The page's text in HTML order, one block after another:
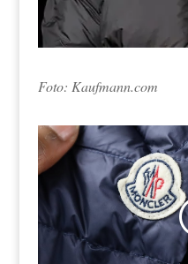
Foto: Kaufmann.com